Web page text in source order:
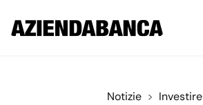
Notizie Investire